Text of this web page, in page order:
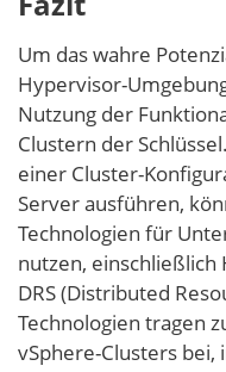
Um das wahre
Hypervisor-
Nutzung der
Clustern der
einer Cluster-
Server ausführen,
Technologien für
nutzen,
DRS (Distributed
Technologien tragen
vSphere-Clusters